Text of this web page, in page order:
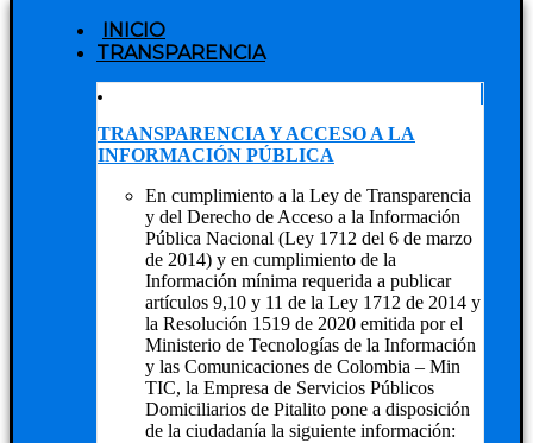
INICIO
TRANSPARENCIA
TRANSPARENCIA Y ACCESO A LA
INFORMACIÓN PÚBLICA
En cumplimiento a la Ley de Transparencia
y del Derecho de Acceso a la Información
Pública Nacional (Ley 1712 del 6 de marzo
de 2014) y en cumplimiento de la
Información mínima requerida a publicar
artículos 9,10 y 11 de la Ley 1712 de 2014 y
la Resolución 1519 de 2020 emitida por el
Ministerio de Tecnologías de la Información
y las Comunicaciones de Colombia – Min
TIC, la Empresa de Servicios Públicos
Domiciliarios de Pitalito pone a disposición
de la ciudadanía la siguiente información: